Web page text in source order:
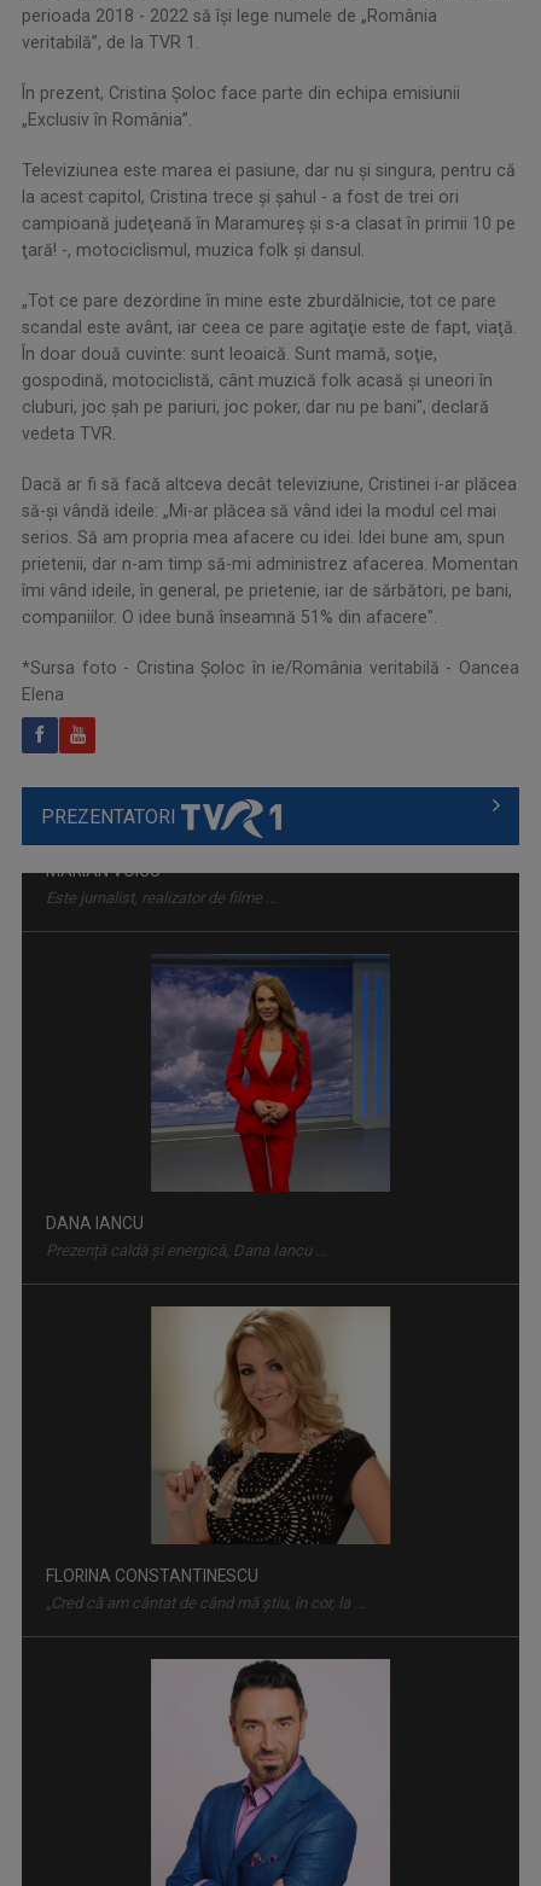
perioada 2018 - 2022 să îşi lege numele de „România
veritabilă”, de la TVR 1.
În prezent, Cristina Şoloc face parte din echipa emisiunii
„Exclusiv în România”.
Televiziunea este marea ei pasiune, dar nu şi singura, pentru că
la acest capitol, Cristina trece şi şahul - a fost de trei ori
campioană judeţeană în Maramureş şi s-a clasat în primii 10 pe
ţară! -, motociclismul, muzica folk şi dansul.
„Tot ce pare dezordine în mine este zburdălnicie, tot ce pare
scandal este avânt, iar ceea ce pare agitaţie este de fapt, viaţă.
În doar două cuvinte: sunt leoaică. Sunt mamă, soţie,
gospodină, motociclistă, cânt muzică folk acasă şi uneori în
cluburi, joc şah pe pariuri, joc poker, dar nu pe bani", declară
vedeta TVR.
Dacă ar fi să facă altceva decât televiziune, Cristinei i-ar plăcea
să-şi vândă ideile: „Mi-ar plăcea să vând idei la modul cel mai
serios. Să am propria mea afacere cu idei. Idei bune am, spun
prietenii, dar n-am timp să-mi administrez afacerea. Momentan
îmi vând ideile, în general, pe prietenie, iar de sărbători, pe bani,
companiilor. O idee bună înseamnă 51% din afacere".
*Sursa foto - Cristina Șoloc în ie/România veritabilă - Oancea
Elena
PREZENTATORI
Prezență caldă și energică, Dana Iancu ...
FLORINA CONSTANTINESCU
„Cred că am cântat de când mă ştiu, în cor, la ...